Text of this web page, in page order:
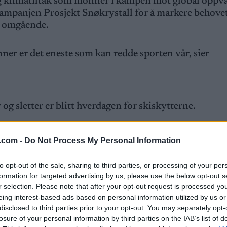
- Do Not Process My Personal Information
opt-out of the sale, sharing to third parties, or processing of your
for targeted advertising by us, please use the below opt-out
selection. Please note that after your opt-out request is processed
interest-based ads based on personal information utilized by us
to third parties prior to your opt-out. You may separately
of your personal information by third parties on the IAB’s list of
Prosjekt Snøkrystall for å markere
er det eneste som kan redde sporten vår, sier
sletter er blitt hverdagen for skiskytterne.
fra Oberhof, der årets skiskytter-VM skal
av Oberhof og VM-arenaen.
var truet i år.
etter klimatiltak og -planer som virkelig bidrar
politikerne til å jobbe raskere og utvikle